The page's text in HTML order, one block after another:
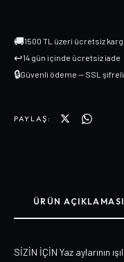
🚚1500 TL üzeri ücretsiz
↩14 gün içinde ücretsiz iade
🔒Güvenli ödeme — SSL şifreli
PAYLAŞ:
ÜRÜN AÇIKLAMASI
SİZİN İÇİN Yaz aylarının